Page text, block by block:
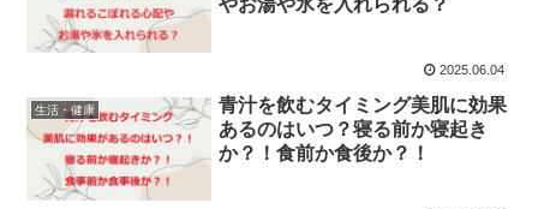
やお湯や氷を入れられる？
2025.06.04
生活・健康
青汁を飲むタイミング美肌に効果
あるのはいつ？寝る前か寝起き
か？！食前か食後か？！